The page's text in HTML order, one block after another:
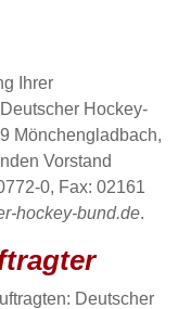
Ihrer
Hockey-
Mönchengladbach,
Vorstand
0, Fax: 02161
hockey-bund.de.
Deutscher